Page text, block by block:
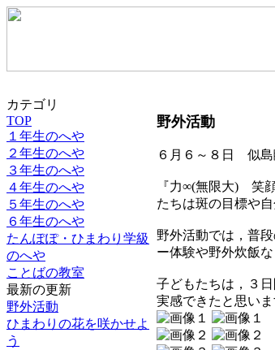
カテゴリ
TOP
１年生のへや
２年生のへや
３年生のへや
４年生のへや
５年生のへや
６年生のへや
たんぽぽ・ひまわり学級
のへや
ことばの教室
最新の更新
野外活動
ひまわりの花を咲かせよ
う
野外活動
６月６～８日 似島
『力∞(無限大) 笑
たちは斑の目標や
野外活動では，普
ー体験や野外炊飯
子どもたちは，３
実感できたと思いま